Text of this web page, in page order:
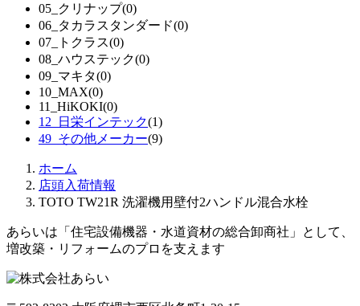
05_クリナップ(0)
06_タカラスタンダード(0)
07_トクラス(0)
08_ハウステック(0)
09_マキタ(0)
10_MAX(0)
11_HiKOKI(0)
12_日栄インテック(1)
49_その他メーカー(9)
ホーム
店頭入荷情報
TOTO TW21R 洗濯機用壁付2ハンドル混合水栓
あらいは「住宅設備機器・水道資材の総合卸商社」として、
増改築・リフォームのプロを支えます